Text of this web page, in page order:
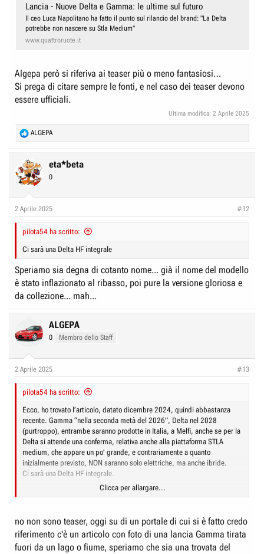
Lancia - Nuove Delta e Gamma: le ultime sul futuro
Il ceo Luca Napolitano ha fatto il punto sul rilancio del brand: "La Delta
potrebbe non nascere su Stla Medium"
www.quattroruote.it
Algepa però si riferiva ai teaser più o meno fantasiosi…
Si prega di citare sempre le fonti, e nel caso dei teaser devono
essere ufficiali.
Ultima modifica: 2 Aprile 2025
R
e
c
t
i
s
ALGEPA
eta*beta
0
2 Aprile 2025 #12
pilota54 ha scritto:
Ci sarà una Delta HF integrale
Speriamo sia degna di cotanto nome... già il nome del modello
è stato inflazionato al ribasso, poi pure la versione gloriosa e
da collezione... mah...
ALGEPA
0 Membro dello Staff
2 Aprile 2025 #13
pilota54 ha scritto:
Ecco, ho trovato l’articolo, datato dicembre 2024, quindi abbastanza
recente. Gamma “nella seconda metà del 2026”, Delta nel 2028
(purtroppo), entrambe saranno prodotte in Italia, a Melfi, anche se per la
Delta si attende una conferma, relativa anche alla piattaforma STLA
medium, che appare un po’ grande, e contrariamente a quanto
inizialmente previsto, NON saranno solo elettriche, ma anche ibride.
Ci sarà una Delta HF integrale.
potrebbe non nascere su Stla Medium"
www.quattroruote.it
Clicca per allargare...
no non sono teaser, oggi su di un portale di cui si è fatto credo
riferimento c'è un articolo con foto di una lancia Gamma tirata
fuori da un lago o fiume, speriamo che sia una trovata del